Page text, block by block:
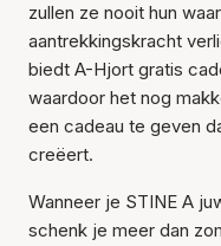
zullen ze nooit hun
aantrekkingskracht
biedt A-Hjort gratis
waardoor het nog
een cadeau te geven
creëert.
Wanneer je STINE A
schenk je meer dan